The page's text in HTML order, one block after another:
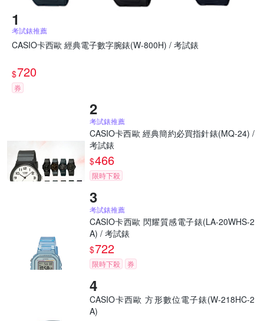
考試錶推薦
CASIO卡西歐 經典電子數字腕錶(W-800H) / 考試錶
$720
券
考試錶推薦
CASIO卡西歐 經典簡約必買指針錶(MQ-24) /
考試錶
$466
限時下殺
考試錶推薦
CASIO卡西歐 閃耀質感電子錶(LA-20WHS-2
A) / 考試錶
$722
限時下殺 券
CASIO卡西歐 方形數位電子錶(W-218HC-2
A)